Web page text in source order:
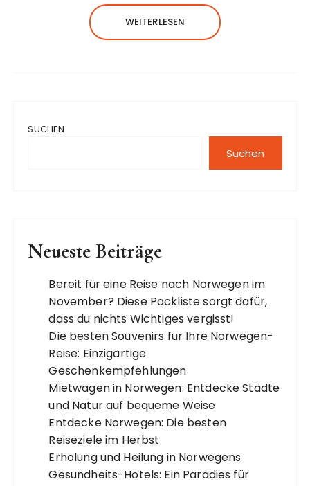
WEITERLESEN
SUCHEN
Suchen
Neueste Beiträge
Bereit für eine Reise nach Norwegen im
November? Diese Packliste sorgt dafür,
dass du nichts Wichtiges vergisst!
Die besten Souvenirs für Ihre Norwegen-
Reise: Einzigartige
Geschenkempfehlungen
Mietwagen in Norwegen: Entdecke Städte
und Natur auf bequeme Weise
Entdecke Norwegen: Die besten
Reiseziele im Herbst
Erholung und Heilung in Norwegens
Gesundheits-Hotels: Ein Paradies für